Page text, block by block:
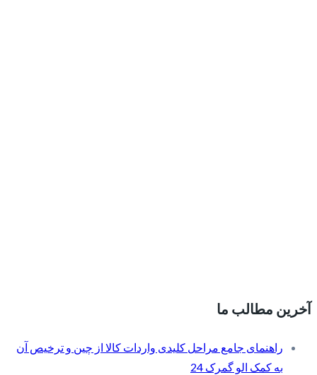
آخرین مطالب ما
راهنمای جامع مراحل کلیدی واردات کالا از چین و ترخیص آن
به کمک الو گمرک 24